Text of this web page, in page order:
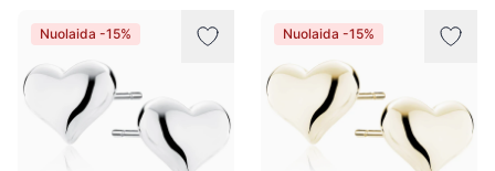
Nuolaida -15% Nuolaida -15%